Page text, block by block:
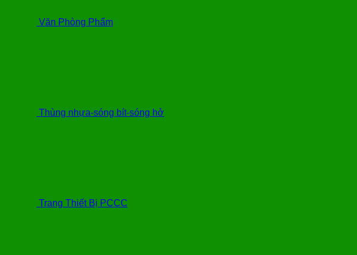
Văn Phòng Phẩm
Thùng nhựa-sóng bít-sóng hở
Trang Thiết Bị PCCC